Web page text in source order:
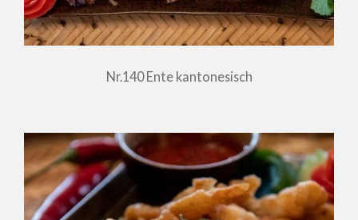
Nr.140 Ente kantonesisch